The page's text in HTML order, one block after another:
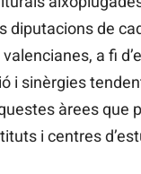
diputacions de
a fi
i sinèrgies
àrees que
i centres